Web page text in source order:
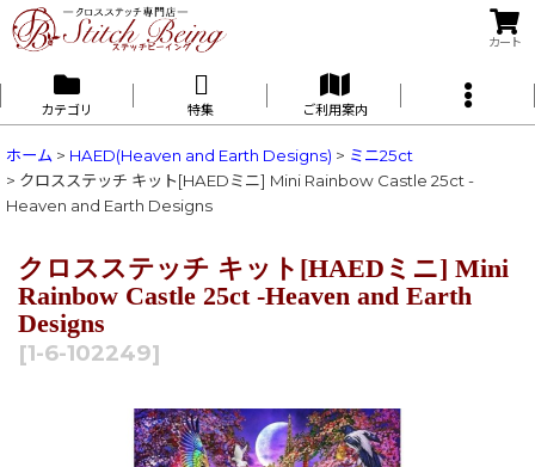
カート
カテゴリ 特集 ご利用案内
ホーム > HAED(Heaven and Earth Designs) > ミニ25ct
> クロスステッチ キット[HAEDミニ] Mini Rainbow Castle 25ct -
Heaven and Earth Designs
クロスステッチ キット[HAEDミニ] Mini
Rainbow Castle 25ct -Heaven and Earth
Designs
[1-6-102249]